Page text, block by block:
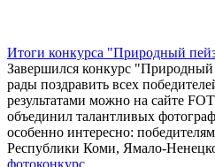
Итоги конкурса "Природный
Завершился конкурс
рады поздравить всех
результатами можно на сайте
объединил талантливых
особенно интересно:
Республики Коми, Ямало-